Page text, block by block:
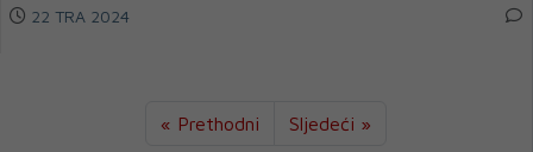
22 TRA 2024
« Prethodni Sljedeći »